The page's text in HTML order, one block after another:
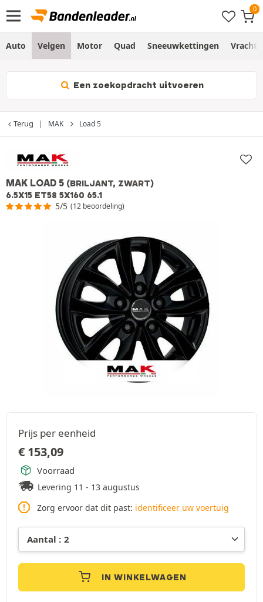
Auto Velgen Motor Quad Sneeuwkettingen
Een zoekopdracht uitvoeren
Terug MAK Load 5
MAK LOAD 5 (BRILJANT, ZWART)
6.5X15 ET58 5X160 65.1
5/5 (12 beoordeling)
Prijs per eenheid
€ 153,09
Voorraad
Levering 11 - 13 augustus
Zorg ervoor dat dit past: identificeer uw voertuig
IN WINKELWAGEN